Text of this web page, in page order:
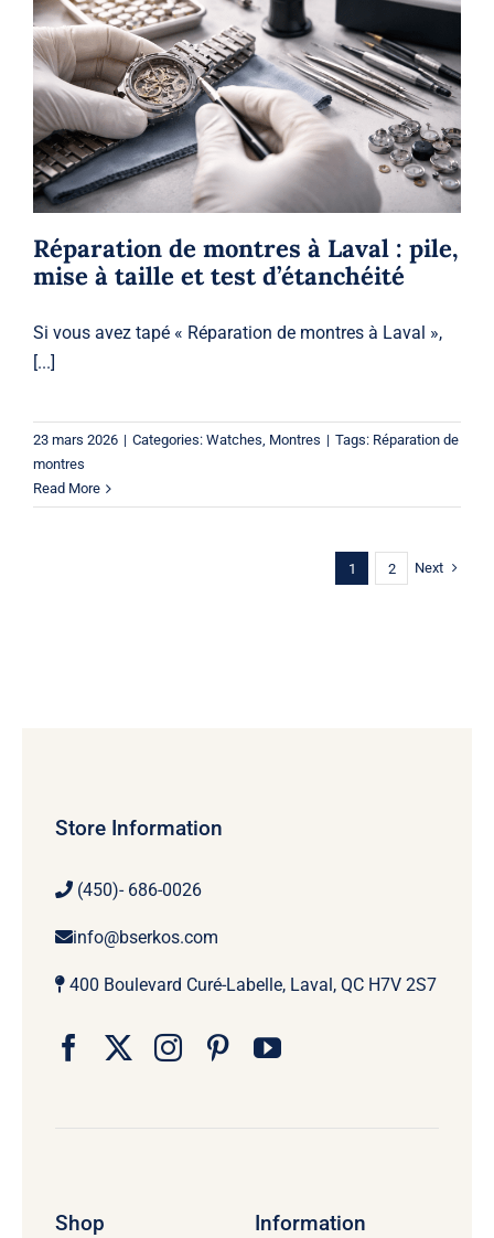
Réparation de montres à Laval : pile,
mise à taille et test d’étanchéité
Watches Montres
Réparation de montres à Laval : pile,
mise à taille et test d’étanchéité
Si vous avez tapé « Réparation de montres à Laval »,
[...]
23 mars 2026 | Categories: Watches, Montres | Tags: Réparation de
montres
Read More
1 2 Next
Shop Information
Store Information
(450)- 686-0026
info@bserkos.com
400 Boulevard Curé-Labelle, Laval, QC H7V 2S7